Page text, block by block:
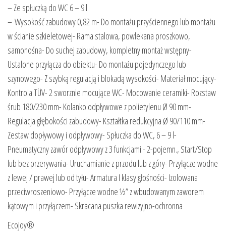
– Ze spłuczką do WC 6 – 9 l
– Wysokość zabudowy 0,82 m- Do montażu przyściennego lub montażu
w ścianie szkieletowej- Rama stalowa, powlekana proszkowo,
samonośna- Do suchej zabudowy, kompletny montaż wstępny-
Ustalone przyłącza do obiektu- Do montażu pojedynczego lub
szynowego- Z szybką regulacją i blokadą wysokości- Materiał mocujący-
Kontrola TÜV- 2 sworznie mocujące WC- Mocowanie ceramiki- Rozstaw
śrub 180/230 mm- Kolanko odpływowe z polietylenu Ø 90 mm-
Regulacja głębokości zabudowy- Kształtka redukcyjna Ø 90/110 mm-
Zestaw dopływowy i odpływowy- Spłuczka do WC, 6 – 9 l-
Pneumatyczny zawór odpływowy z 3 funkcjami:- 2-pojemn., Start/Stop
lub bez przerywania- Uruchamianie z przodu lub z góry- Przyłącze wodne
z lewej / prawej lub od tyłu- Armatura I klasy głośności- Izolowana
przeciwroszeniowo- Przyłącze wodne ½” z wbudowanym zaworem
kątowym i przyłączem- Skracana puszka rewizyjno-ochronna
EcoJoy®